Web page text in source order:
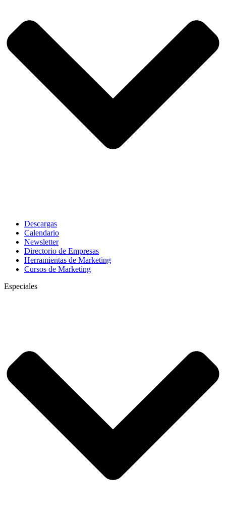
Descargas
Calendario
Newsletter
Directorio de Empresas
Herramientas de Marketing
Cursos de Marketing
Especiales